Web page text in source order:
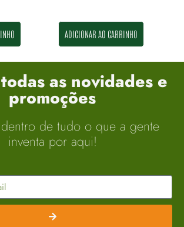
ADICIONAR AO CARRINHO
as novidades e
promoções
de tudo o que a gente
inventa por aqui!